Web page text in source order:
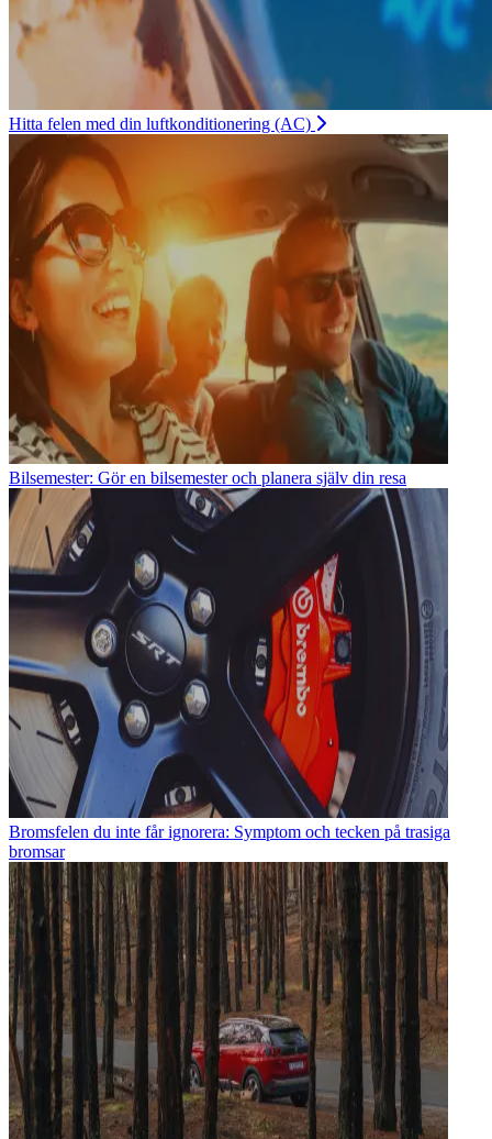
Hitta felen med din luftkonditionering (AC)
Bilsemester: Gör en bilsemester och planera själv din resa
Bromsfelen du inte får ignorera: Symptom och tecken på trasiga
bromsar